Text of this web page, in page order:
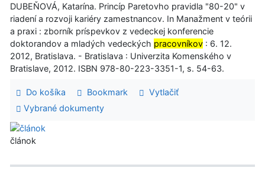
DUBEŇOVÁ, Katarína. Princíp Paretovho pravidla "80-20" v
riadení a rozvoji kariéry zamestnancov. In Manažment v teórii
a praxi : zborník príspevkov z vedeckej konferencie
doktorandov a mladých vedeckých pracovníkov : 6. 12.
2012, Bratislava. - Bratislava : Univerzita Komenského v
Bratislave, 2012. ISBN 978-80-223-3351-1, s. 54-63.
Do košíka Bookmark
Vytlačiť
Vybrané dokumenty
článok